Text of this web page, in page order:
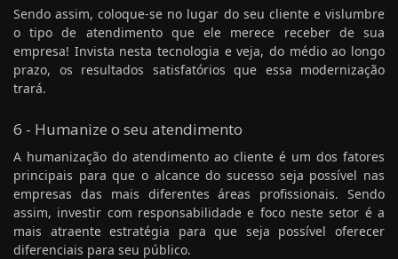
Sendo assim, coloque-se no lugar do seu cliente e vislumbre
o tipo de atendimento que ele merece receber de sua
empresa! Invista nesta tecnologia e veja, do médio ao longo
prazo, os resultados satisfatórios que essa modernização
trará.
6 - Humanize o seu atendimento
A humanização do atendimento ao cliente é um dos fatores
principais para que o alcance do sucesso seja possível nas
empresas das mais diferentes áreas profissionais. Sendo
assim, investir com responsabilidade e foco neste setor é a
mais atraente estratégia para que seja possível oferecer
diferenciais para seu público.